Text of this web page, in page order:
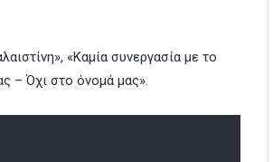
«Καμία συνεργασία με το
– Όχι στο όνομά μας».